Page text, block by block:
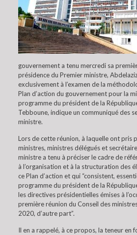
gouvernement a tenu mercredi sa
présidence du Premier ministre,
exclusivement à l’examen de la
Plan d’action du gouvernement pour la
programme du président de la
Tebboune, indique un communiqué des
ministre.
Lors de cette réunion, à laquelle ont pris
ministres, ministres délégués et
ministre a tenu à préciser le cadre de
à l’organisation et à la structuration des
ce Plan d’action et qui “consistent,
programme du président de la
les directives présidentielles émises à
première réunion du Conseil des
2020, d’autre part”.
Il en a rappelé, à ce propos, la teneur en